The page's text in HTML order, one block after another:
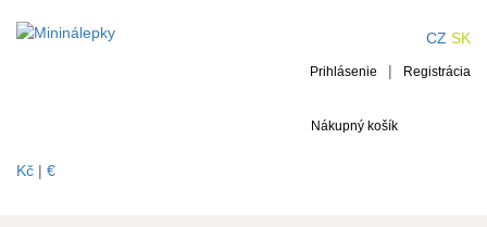
Samolepky pre
samostatné dieťa
CZ SK
Kč | €
Prihlásenie | Registrácia
Nákupný košík